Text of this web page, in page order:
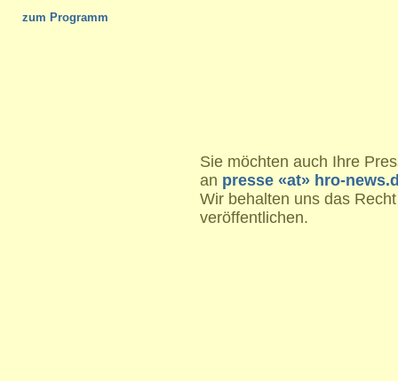
zum Programm
Sie möchten auch Ihre
an presse «at» hro-
Wir behalten uns das
veröffentlichen.